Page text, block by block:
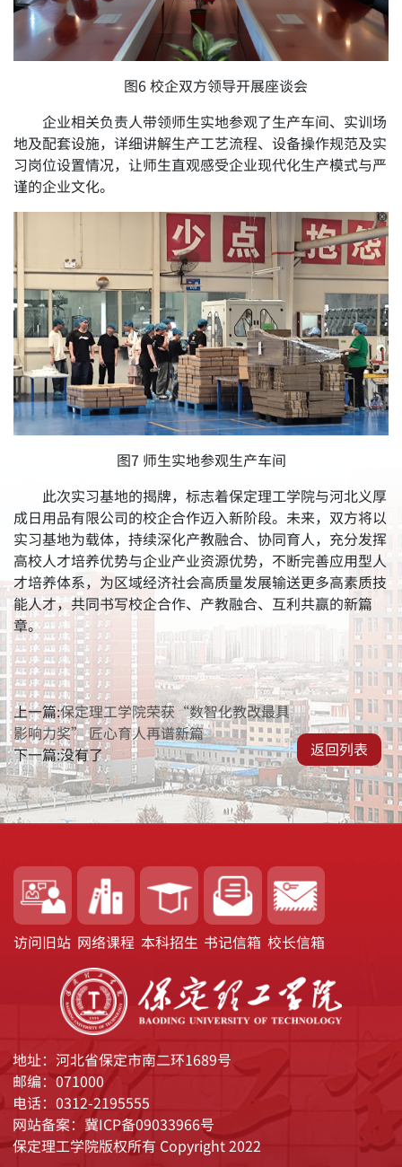
图6 校企双方领导开展座谈会
企业相关负责人带领师生实地参观了生产车间、实训场
地及配套设施，详细讲解生产工艺流程、设备操作规范及实
习岗位设置情况，让师生直观感受企业现代化生产模式与严
谨的企业文化。
图7 师生实地参观生产车间
此次实习基地的揭牌，标志着保定理工学院与河北义厚
成日用品有限公司的校企合作迈入新阶段。未来，双方将以
实习基地为载体，持续深化产教融合、协同育人，充分发挥
高校人才培养优势与企业产业资源优势，不断完善应用型人
才培养体系，为区域经济社会高质量发展输送更多高素质技
能人才，共同书写校企合作、产教融合、互利共赢的新篇
章。
上一篇:保定理工学院荣获“数智化教改最具
影响力奖” 匠心育人再谱新篇
下一篇:没有了
返回列表
访问旧站 网络课程 本科招生 书记信箱 校长信箱
地址：河北省保定市南二环1689号
邮编：071000
电话：0312-2195555
网站备案：冀ICP备09033966号
保定理工学院版权所有 Copyright 2022